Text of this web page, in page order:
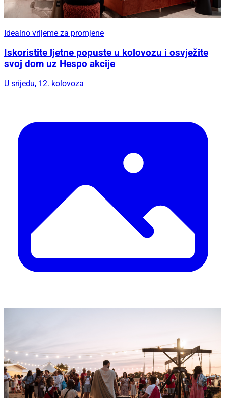
Idealno vrijeme za promjene
Iskoristite ljetne popuste u kolovozu i osvježite
svoj dom uz Hespo akcije
U srijedu, 12. kolovoza